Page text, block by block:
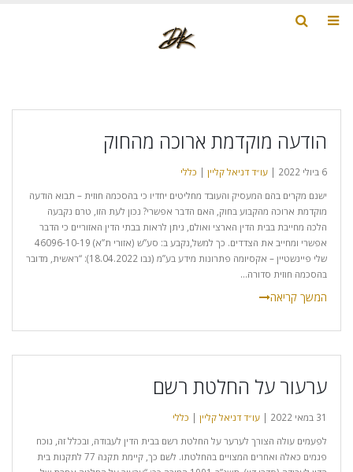
הודעה מוקדמת ארוכה מהחוק
6 ביולי 2022 | עו״ד דניאל קליין | כללי
ישנם מקרים בהם המעסיק והעובד מחליטים יחדיו כי בהסכמה חוזית – תבוא הודעה
מוקדמת ארוכה מהקבוע בחוק, האם הדבר אפשרי? נכון לעת הזו, טרם נקבעה
הלכה מחייבת בבית הדין הארצי ואולם, ניתן לראות בבתי הדין האזוריים כי הדבר
שלי פיינשטיין – אקסיומה פתרונות מידע בע”מ (נבו 18.04.2022)‏‏: “ראשית, מדובר
בהסכמה חוזית סדורה...
ערעור על החלטת רשם
31 במאי 2022 | עו״ד דניאל קליין | כללי
לפעמים עולה הצורך לערער על החלטת רשם בבית הדין לעבודה, ובכלל זה, נוכח
פגמים כאלה ואחרים המצויים בהחלטתו. לשם כך, קיימת תקנה 77 לתקנות בית